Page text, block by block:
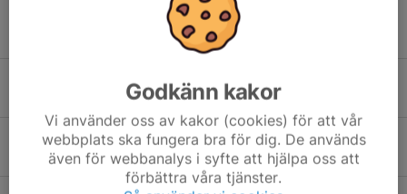
Biljettsläpp mot IFK Norrköping!
Hemmamatch mot FC Rosengård måndag 3 augusti
31 jul, 10:10 0
29 jul, 19:42 2
Godkänn kakor
Vi använder oss av kakor (cookies) för att vår
webbplats ska fungera bra för dig. De används
även för webbanalys i syfte att hjälpa oss att
förbättra våra tjänster.